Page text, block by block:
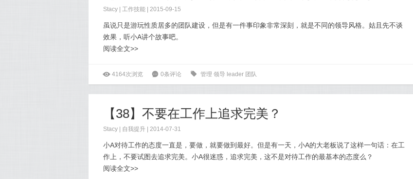
Stacy 工作技能 | 2015-09-15
虽说只是游玩性质居多的团队建设，但是有一件事印象非常深刻，就是不同的领导风格。姑且先不谈
效果，听小A讲个故事吧。
阅读全文>>
ė 4164次浏览 6 0条评论 0 管理 领导 leader 团队
【38】不要在工作上追求完美？
Stacy 自我提升 | 2014-07-31
小A对待工作的态度一直是，要做，就要做到最好。但是有一天，小A的大老板说了这样一句话：在工
作上，不要试图去追求完美。小A很迷惑，追求完美，这不是对待工作的最基本的态度么？
阅读全文>>